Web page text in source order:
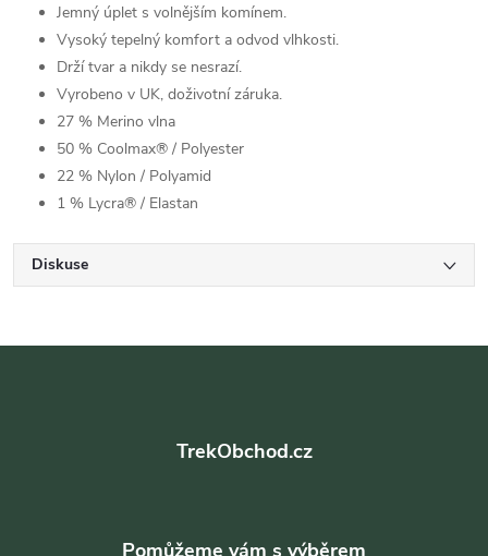
Jemný úplet s volnějším komínem.
Vysoký tepelný komfort a odvod vlhkosti.
Drží tvar a nikdy se nesrazí.
Vyrobeno v UK, doživotní záruka.
27 % Merino vlna
50 % Coolmax® / Polyester
22 % Nylon / Polyamid
1 % Lycra® / Elastan
Diskuse
TrekObchod.cz